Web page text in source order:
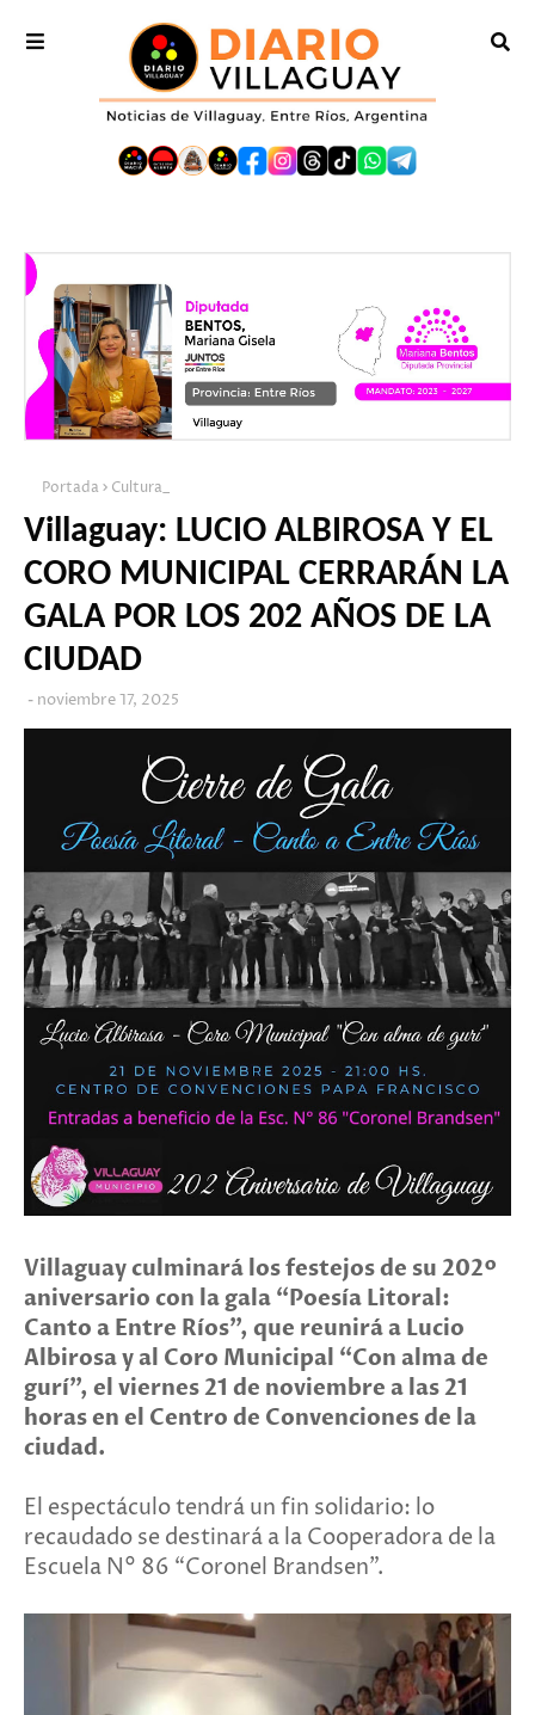
Portada Cultura_
Villaguay: LUCIO ALBIROSA Y EL
CORO MUNICIPAL CERRARÁN LA
GALA POR LOS 202 AÑOS DE LA
CIUDAD
noviembre 17, 2025
Villaguay culminará los festejos de su 202º
aniversario con la gala “Poesía Litoral:
Canto a Entre Ríos”, que reunirá a Lucio
Albirosa y al Coro Municipal “Con alma de
gurí”, el viernes 21 de noviembre a las 21
horas en el Centro de Convenciones de la
ciudad.
El espectáculo tendrá un fin solidario: lo
recaudado se destinará a la Cooperadora de la
Escuela N° 86 “Coronel Brandsen”.